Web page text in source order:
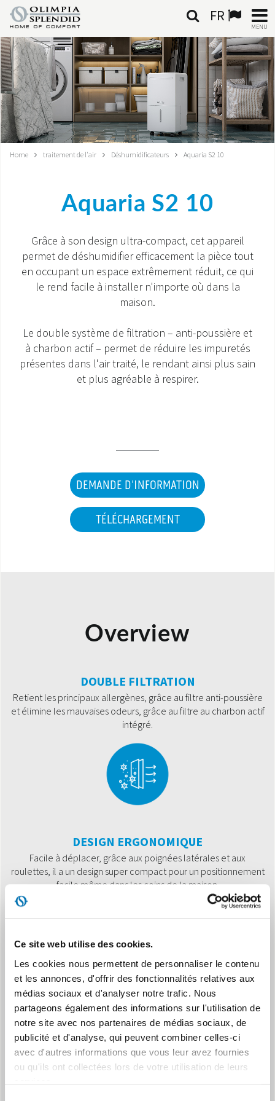
Ce site web utilise des cookies.
Les cookies nous permettent de personnaliser le contenu
et les annonces, d'offrir des fonctionnalités relatives aux
médias sociaux et d'analyser notre trafic. Nous
partageons également des informations sur l'utilisation de
notre site avec nos partenaires de médias sociaux, de
publicité et d'analyse, qui peuvent combiner celles-ci
avec d'autres informations que vous leur avez fournies
ou qu'ils ont collectées lors de votre utilisation de leurs
FR
MENU
FRANÇAIS
HOME
CLIMATISATION
CHAUFFAGE
SYSTÈMES INTÉGRÉS
CONTACTS
MONDE OS
DOCUMENTATIONS
Home traitement de l'air Déshumidificateurs Aquaria S2 10
Aquaria S2 10
Grâce à son design ultra-compact, cet appareil
permet de déshumidifier efficacement la pièce tout
en occupant un espace extrêmement réduit, ce qui
le rend facile à installer n'importe où dans la
maison.
Le double système de filtration – anti-poussière et
à charbon actif – permet de réduire les impuretés
présentes dans l'air traité, le rendant ainsi plus sain
et plus agréable à respirer.
DEMANDE D'INFORMATION
TÉLÉCHARGEMENT
Overview
DOUBLE FILTRATION
Retient les principaux allergènes, grâce au filtre anti-poussière
et élimine les mauvaises odeurs, grâce au filtre au charbon actif
intégré.
DESIGN ERGONOMIQUE
Facile à déplacer, grâce aux poignées latérales et aux
roulettes, il a un design super compact pour un positionnement
facile même dans les coins de la maison.
MEMORY
Redémarrage automatique après une coupure de courant
avec conservation des paramètres